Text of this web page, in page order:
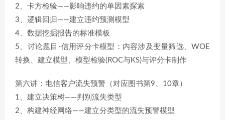
2、卡方检验——影响违约的单因素探索
3、逻辑回归——建立违约预测模型
4、数据挖掘报告的标准模板
5、讨论题目-信用评分卡模型：内容涉及变量筛选、WOE
转换、建立模型、模型检验(ROC与KS)与评分卡制作
第六讲：电信客户流失预警（对应图书第9、10章）
1、建立决策树——判别流失类型
2、构建神经网络——建立分类型的流失预警模型